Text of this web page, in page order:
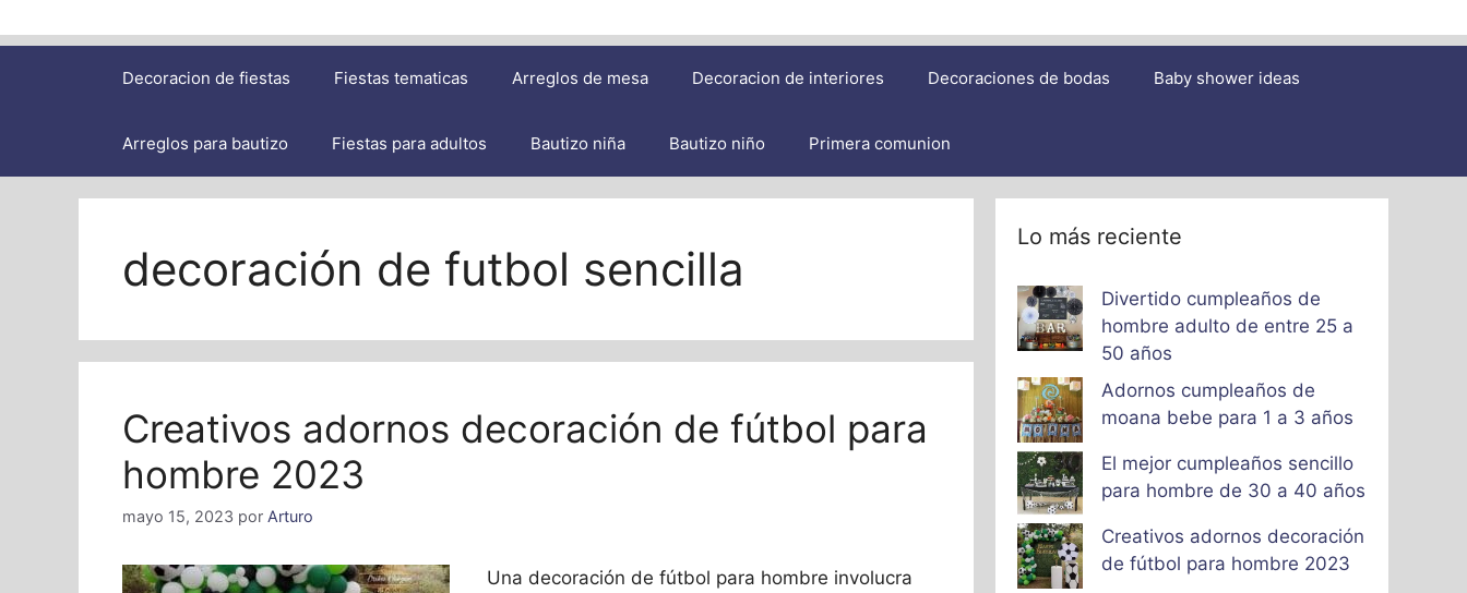
Decoracion de fiestas Fiestas tematicas Arreglos de mesa Decoracion de interiores Decoraciones de bodas Baby shower ideas
Arreglos para bautizo Fiestas para adultos Bautizo niña Bautizo niño Primera comunion
decoración de futbol sencilla
Creativos adornos decoración de fútbol para
hombre 2023
mayo 15, 2023 por Arturo
Una decoración de fútbol para hombre involucra
Lo más reciente
Divertido cumpleaños de
hombre adulto de entre 25 a
50 años
Adornos cumpleaños de
moana bebe para 1 a 3 años
El mejor cumpleaños sencillo
para hombre de 30 a 40 años
Creativos adornos decoración
de fútbol para hombre 2023